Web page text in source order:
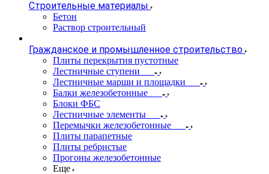
Строительные материалы
Бетон
Раствор строительный
Гражданское и промышленное строительство
Плиты перекрытия пустотные
Лестничные ступени
Лестничные марши и площадки
Балки железобетонные
Блоки ФБС
Лестничные элементы
Перемычки железобетонные
Плиты парапетные
Плиты ребристые
Прогоны железобетонные
Еще